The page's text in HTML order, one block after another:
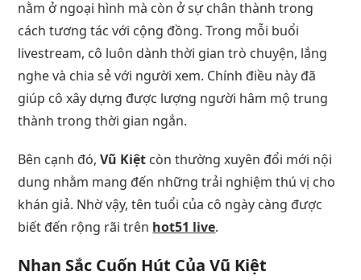
nằm ở ngoại hình mà còn ở sự chân thành trong
cách tương tác với cộng đồng. Trong mỗi buổi
livestream, cô luôn dành thời gian trò chuyện, lắng
nghe và chia sẻ với người xem. Chính điều này đã
giúp cô xây dựng được lượng người hâm mộ trung
thành trong thời gian ngắn.
Bên cạnh đó,Vũ Kiệt còn thường xuyên đổi mới nội
dung nhằm mang đến những trải nghiệm thú vị cho
khán giả. Nhờ vậy, tên tuổi của cô ngày càng được
biết đến rộng rãi trên hot51 live.
Nhan Sắc Cuốn Hút Của Vũ Kiệt